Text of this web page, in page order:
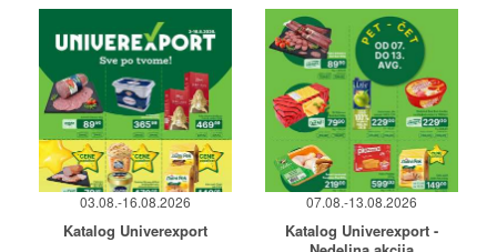
03.08.-16.08.2026
Katalog Univerexport
07.08.-13.08.2026
Katalog Univerexport -